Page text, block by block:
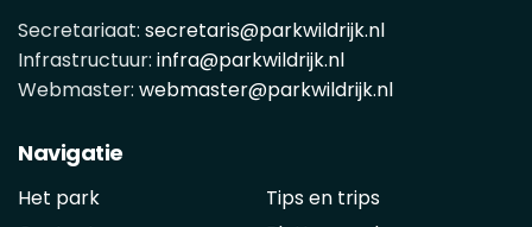
Secretariaat: secretaris@parkwildrijk.nl
Infrastructuur: infra@parkwildrijk.nl
Webmaster: webmaster@parkwildrijk.nl
Navigatie
Het park
Tips en trips